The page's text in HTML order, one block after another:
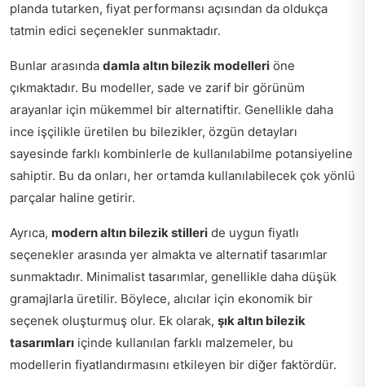
planda tutarken, fiyat performansı açısından da oldukça
tatmin edici seçenekler sunmaktadır.
Bunlar arasında damla altın bilezik modelleri öne
çıkmaktadır. Bu modeller, sade ve zarif bir görünüm
arayanlar için mükemmel bir alternatiftir. Genellikle daha
ince işçilikle üretilen bu bilezikler, özgün detayları
sayesinde farklı kombinlerle de kullanılabilme potansiyeline
sahiptir. Bu da onları, her ortamda kullanılabilecek çok yönlü
parçalar haline getirir.
Ayrıca, modern altın bilezik stilleri de uygun fiyatlı
seçenekler arasında yer almakta ve alternatif tasarımlar
sunmaktadır. Minimalist tasarımlar, genellikle daha düşük
gramajlarla üretilir. Böylece, alıcılar için ekonomik bir
seçenek oluşturmuş olur. Ek olarak, şık altın bilezik
tasarımları içinde kullanılan farklı malzemeler, bu
modellerin fiyatlandırmasını etkileyen bir diğer faktördür.